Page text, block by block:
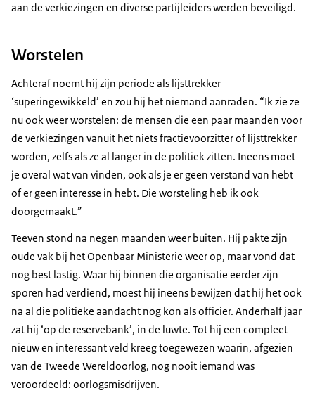
aan de verkiezingen en diverse partijleiders werden beveiligd.
Worstelen
Achteraf noemt hij zijn periode als lijsttrekker
‘superingewikkeld’ en zou hij het niemand aanraden. “Ik zie ze
nu ook weer worstelen: de mensen die een paar maanden voor
de verkiezingen vanuit het niets fractievoorzitter of lijsttrekker
worden, zelfs als ze al langer in de politiek zitten. Ineens moet
je overal wat van vinden, ook als je er geen verstand van hebt
of er geen interesse in hebt. Die worsteling heb ik ook
doorgemaakt.”
Teeven stond na negen maanden weer buiten. Hij pakte zijn
oude vak bij het Openbaar Ministerie weer op, maar vond dat
nog best lastig. Waar hij binnen die organisatie eerder zijn
sporen had verdiend, moest hij ineens bewijzen dat hij het ook
na al die politieke aandacht nog kon als officier. Anderhalf jaar
zat hij ‘op de reservebank’, in de luwte. Tot hij een compleet
nieuw en interessant veld kreeg toegewezen waarin, afgezien
van de Tweede Wereldoorlog, nog nooit iemand was
veroordeeld: oorlogsmisdrijven.